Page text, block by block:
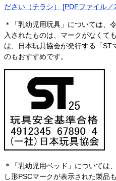
ださい（チラシ） [PDFファイル／
＊「乳幼児用玩具」については、
入されたものは、マークがなくて
は、日本玩具協会が発行する「ST
のもおすすめです。
＊「乳幼児用ベッド」については
し形PSCマークが表示された製品